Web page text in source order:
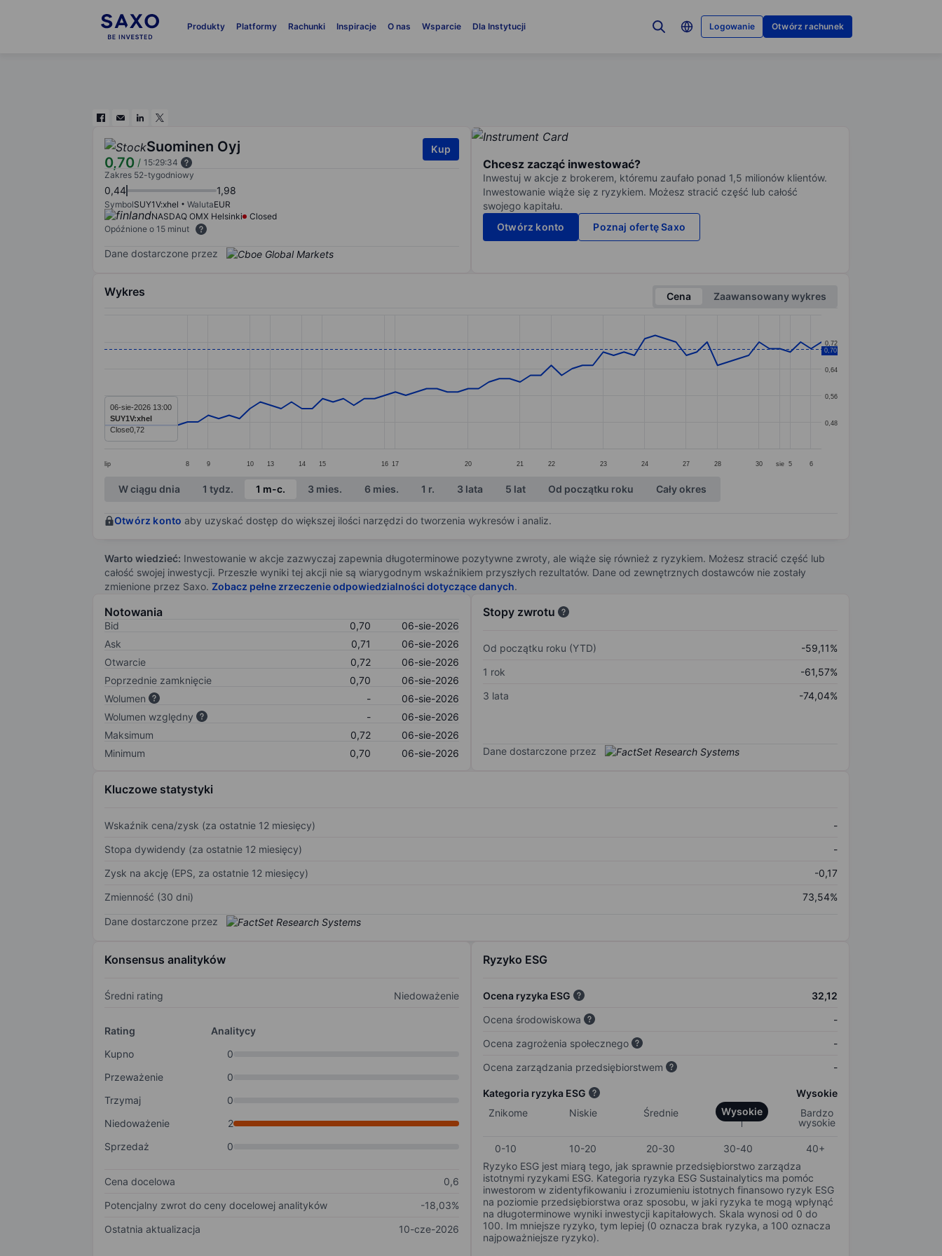
Produkty Platformy Rachunki Inspiracje O nas Wsparcie Dla Instytucji Logowanie Otwórz rachunek
Suominen Oyj
0,70 / 15:29:34
Kup
Zakres 52-tygodniowy
0,44 1,98
SymbolSUY1V:xhel WalutaEUR
NASDAQ OMX Helsinki
Closed
Opóźnione o 15 minut
Dane dostarczone przez
Chcesz zacząć inwestować?
Inwestuj w akcje z brokerem, któremu zaufało ponad 1,5 milionów klientów.
Inwestowanie wiąże się z ryzykiem. Możesz stracić część lub całość
swojego kapitału.
Otwórz konto
Poznaj ofertę Saxo
Wykres Cena
Zaawansowany wykres
Line chart with 70 data points.
The chart has 1 Y axis displaying values. Data ranges from 0.47 to 0.74.
lip 8 9 10 13 14 15 16 17 20 21 22 23 24 27 28 30 sie 5 6
0,48
0,56
0,64
0,72
0,70
06-sie-2026 13:00
SUY1V:xhel
Close0,72
End of interactive chart.
W ciągu dnia 1 tydz. 1 m-c. 3 mies. 6 mies. 1 r. 3 lata 5 lat Od początku roku Cały okres
Otwórz konto aby uzyskać dostęp do większej ilości narzędzi do tworzenia wykresów i analiz.
Warto wiedzieć: Inwestowanie w akcje zazwyczaj zapewnia długoterminowe pozytywne zwroty, ale wiąże się również z ryzykiem. Możesz stracić część lub
całość swojej inwestycji. Przeszłe wyniki tej akcji nie są wiarygodnym wskaźnikiem przyszłych rezultatów. Dane od zewnętrznych dostawców nie zostały
zmienione przez Saxo. Zobacz pełne zrzeczenie odpowiedzialności dotyczące danych.
Notowania
Bid 0,70
06-sie-2026
Ask
0,71
06-sie-2026
Otwarcie
0,72
06-sie-2026
Poprzednie zamknięcie
0,70
06-sie-2026
Wolumen
-
06-sie-2026
Wolumen względny
-
06-sie-2026
Maksimum
0,72
06-sie-2026
Minimum
0,70 06-sie-2026
Stopy zwrotu
Od początku roku (YTD)
-59,11%
1 rok
-61,57%
3 lata
-74,04%
Dane dostarczone przez
Kluczowe statystyki
Wskaźnik cena/zysk (za ostatnie 12 miesięcy)
-
Stopa dywidendy (za ostatnie 12 miesięcy)
-
Zysk na akcję (EPS, za ostatnie 12 miesięcy)
-0,17
Zmienność (30 dni)
73,54%
Dane dostarczone przez
Konsensus analityków
Średni rating Niedoważenie
Rating
Analitycy
Kupno
0
Przeważenie
0
Trzymaj
0
Niedoważenie
2
Sprzedaż
0
Cena docelowa
0,6
Potencjalny zwrot do ceny docelowej analityków
-18,03%
Ostatnia aktualizacja
10-cze-2026
Ryzyko ESG
Ocena ryzyka ESG
32,12
Ocena środowiskowa
-
Ocena zagrożenia społecznego
-
Ocena zarządzania przedsiębiorstwem
-
Kategoria ryzyka ESG
Wysokie
Znikome
Niskie Średnie Wysokie
Bardzo
wysokie
0-10 10-20 20-30 30-40
40+
Ryzyko ESG jest miarą tego, jak sprawnie przedsiębiorstwo zarządza
istotnymi ryzykami ESG. Kategoria ryzyka ESG Sustainalytics ma pomóc
inwestorom w zidentyfikowaniu i zrozumieniu istotnych finansowo ryzyk ESG
na poziomie przedsiębiorstwa oraz sposobu, w jaki ryzyka te mogą wpłynąć
na długoterminowe wyniki inwestycji kapitałowych. Skala wynosi od 0 do
100. Im mniejsze ryzyko, tym lepiej (0 oznacza brak ryzyka, a 100 oznacza
najpoważniejsze ryzyko).